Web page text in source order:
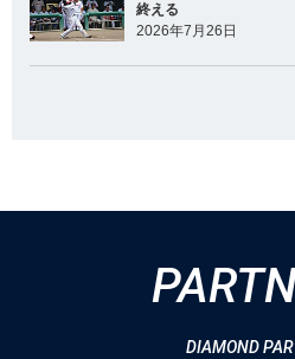
終える
2026年7月26日
DIAMOND